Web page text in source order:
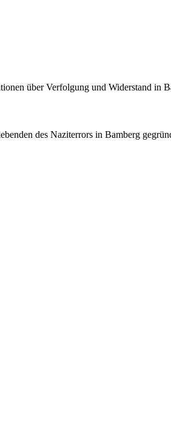
über Verfolgung und Widerstand in
des Naziterrors in Bamberg